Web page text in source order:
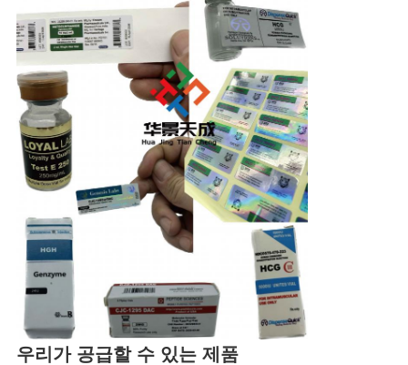
우리가 공급할 수 있는 제품